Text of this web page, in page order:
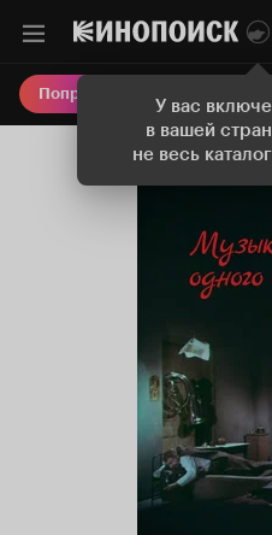
У вас
в вашей
не весь
Попробовать Плюс